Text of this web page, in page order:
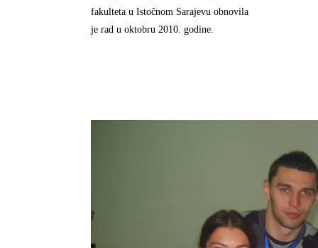
fakulteta u Istočnom Sarajevu obnovila
je rad u oktobru 2010. godine.